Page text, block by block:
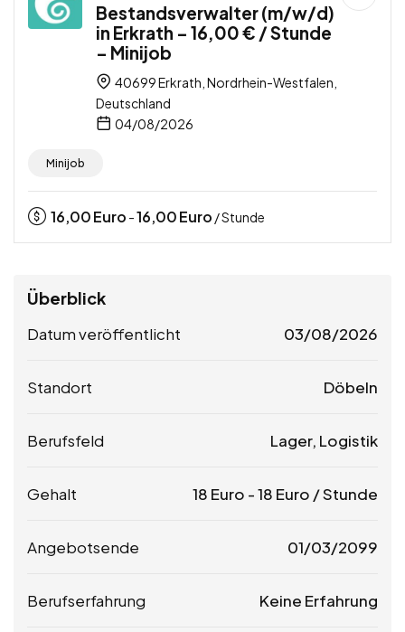
Bestandsverwalter (m/w/d)
in Erkrath – 16,00 € / Stunde
– Minijob
40699 Erkrath, Nordrhein-Westfalen,
Deutschland
04/08/2026
Minijob
16,00Euro -16,00Euro / Stunde
Überblick
Datum veröffentlicht 03/08/2026
Standort Döbeln
Berufsfeld Lager, Logistik
Gehalt 18 Euro -18 Euro / Stunde
Angebotsende 01/03/2099
Berufserfahrung Keine Erfahrung